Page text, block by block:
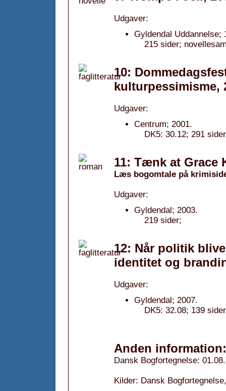
Udgaver:
Gyldendal Uddannelse;
215 sider;
10:
kulturpessimisme,
Udgaver:
Centrum; 2001.
DK5: 30.12; 291
11: Tænk at Grace
Læs bogomtale på
Udgaver:
Gyldendal; 2003.
219 sider;
12: Når politik
identitet og
Udgaver:
Gyldendal; 2007.
DK5: 32.08; 139
Anden information:
Dansk Bogfortegnelse:
Kilder: Dansk